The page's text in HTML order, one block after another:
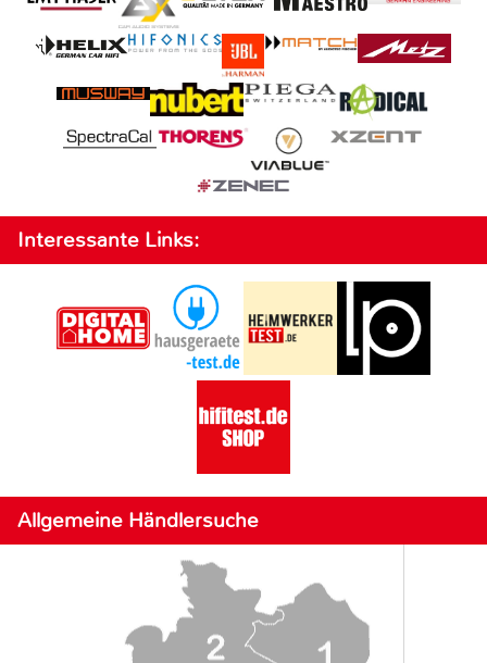
Interessante Links:
Allgemeine Händlersuche